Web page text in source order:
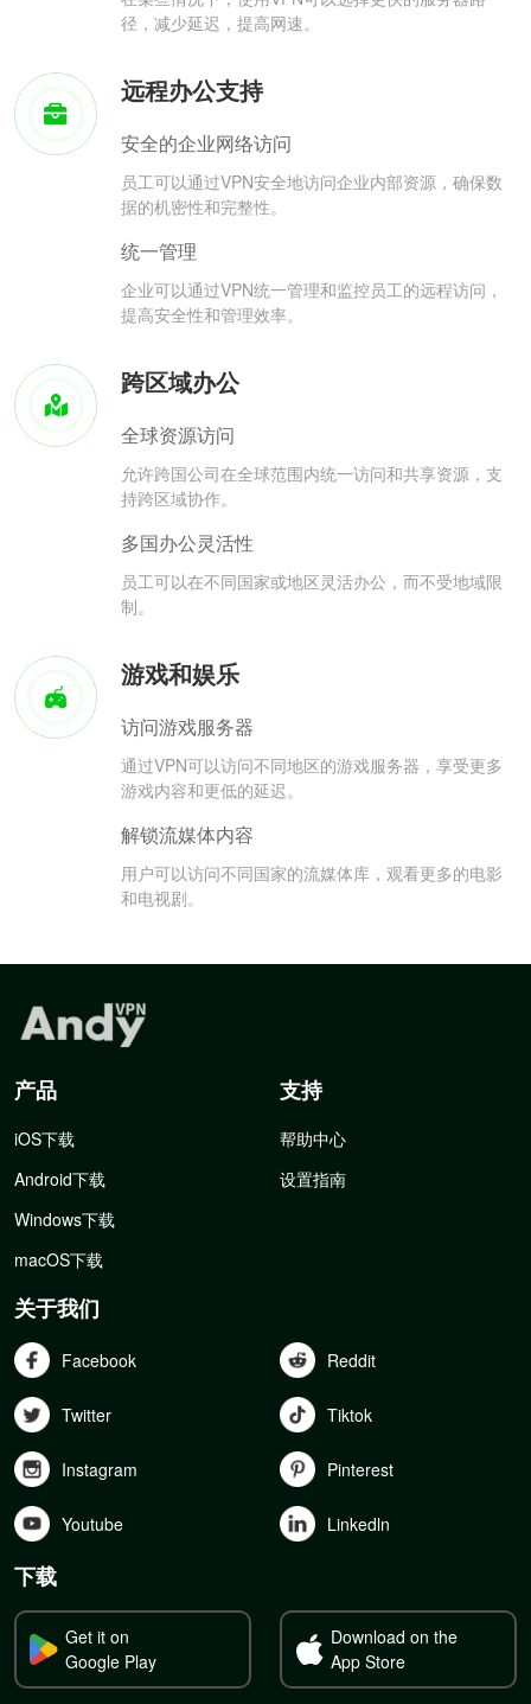
径，减少延迟，提高网速。
远程办公支持
安全的企业网络访问
员工可以通过VPN安全地访问企业内部资源，确保数
据的机密性和完整性。
统一管理
企业可以通过VPN统一管理和监控员工的远程访问，
提高安全性和管理效率。
跨区域办公
全球资源访问
允许跨国公司在全球范围内统一访问和共享资源，支
持跨区域协作。
多国办公灵活性
员工可以在不同国家或地区灵活办公，而不受地域限
制。
游戏和娱乐
访问游戏服务器
通过VPN可以访问不同地区的游戏服务器，享受更多
游戏内容和更低的延迟。
解锁流媒体内容
用户可以访问不同国家的流媒体库，观看更多的电影
和电视剧。
产品
iOS下载
Android下载
Windows下载
macOS下载
支持
帮助中心
设置指南
关于我们
Facebook Reddit
Twitter Tiktok
Instagram Pinterest
Youtube Linkedln
下载
Get it on
Google Play
Download on the
App Store